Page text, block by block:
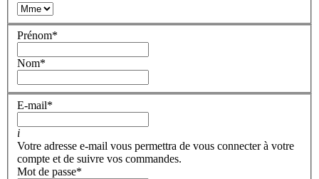
Prénom*
Nom*
E-mail*
i
Votre adresse e-mail vous permettra de vous connecter à votre
compte et de suivre vos commandes.
Mot de passe*